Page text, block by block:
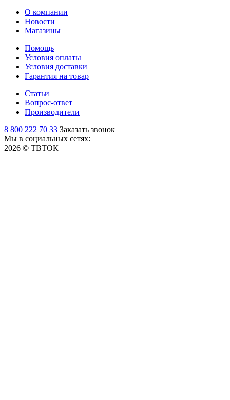
О компании
Новости
Магазины
Помощь
Условия оплаты
Условия доставки
Гарантия на товар
Статьи
Вопрос-ответ
Производители
8 800 222 70 33 Заказать звонок
Мы в социальных сетях:
2026 © ТВТОК